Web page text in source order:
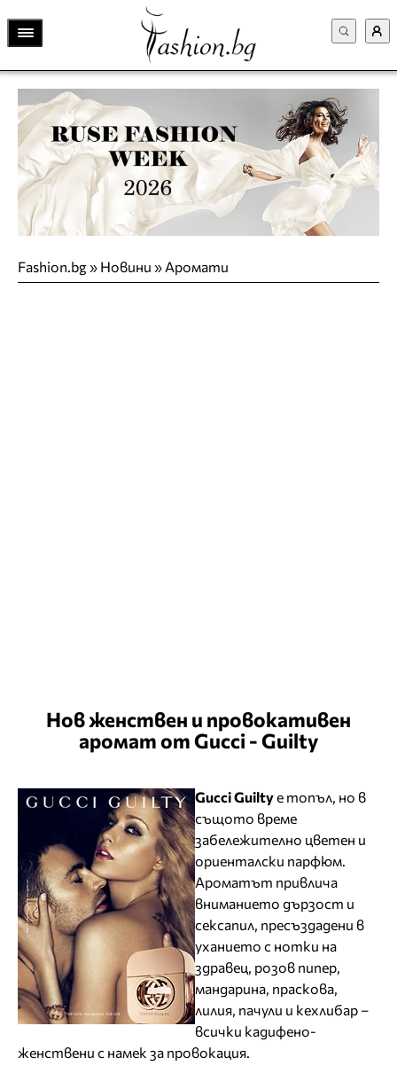
Fashion.bg» Новини » Аромати
Нов женствен и провокативен
аромат от Gucci - Guilty
Gucci Guiltyе топъл, но в
същото време
забележително цветен и
ориенталски парфюм.
Ароматът привлича
вниманието дързост и
сексапил, пресъздадени в
уханието с нотки на
здравец, розов пипер,
мандарина, праскова,
лилия, пачули и кехлибар –
всички кадифено-
женствени с намек за провокация.